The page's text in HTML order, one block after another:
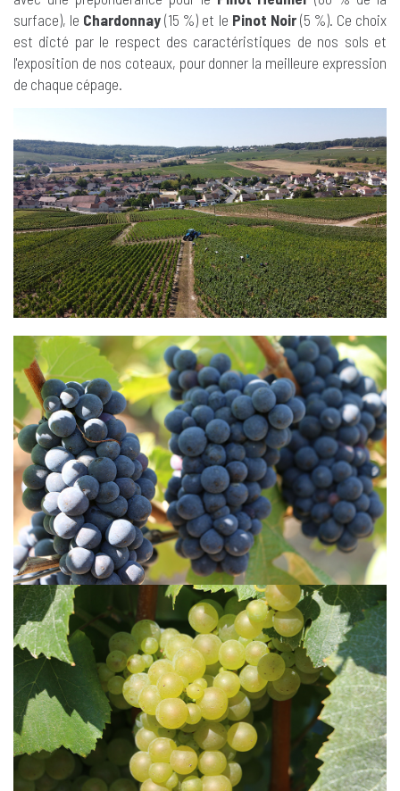
surface), le Chardonnay (15 %) et le Pinot Noir(5 %). Ce choix
est dicté par le respect des caractéristiques de nos sols et
l'exposition de nos coteaux, pour donner la meilleure expression
de chaque cépage.